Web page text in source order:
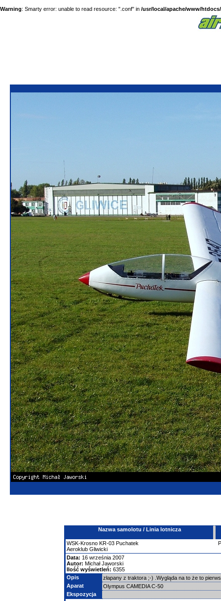
Warning: Smarty error: unable to read resource: ".conf" in /usr/local/apache/www/
Nazwa samolotu / Linia lotnicza
WSK-Krosno KR-03 Puchatek
Aeroklub Gliwicki
Data: 16 września 2007
Autor: Michał Jaworski
Ilość wyświetleń: 6355
Opis
złapany z traktora ;-) .Wygląda na to że to
Aparat
Olympus CAMEDIA C-50
Ekspozycja